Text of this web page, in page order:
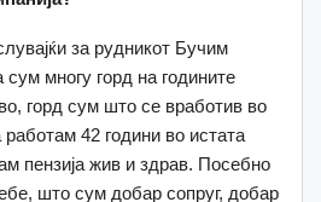
за рудникот Бучим
многу горд на годините
горд сум што се вработив во
42 години во истата
пензија жив и здрав. Посебно
што сум добар сопруг, добар